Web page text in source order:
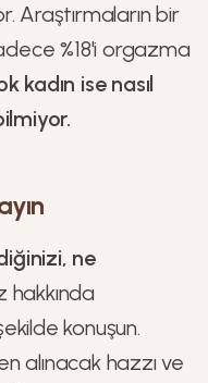
Araştırmaların bir
%18'i orgazma
kadın ise nasıl
ne
hakkında
konuşun.
alınacak hazzı ve